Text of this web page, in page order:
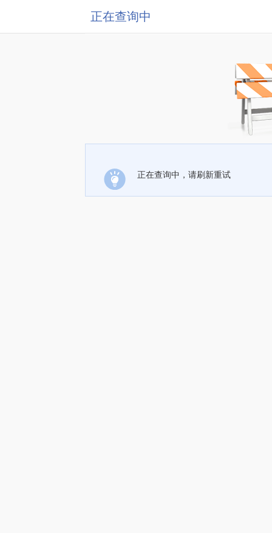
正在查询中
正在查询中，请刷新重试